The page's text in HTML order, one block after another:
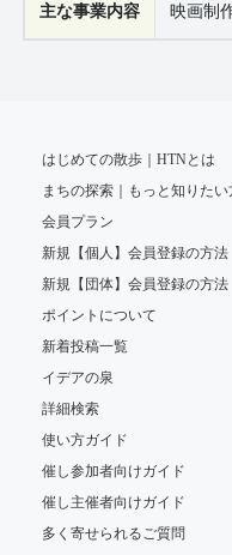
主な事業内容 映画制
はじめての散歩｜HTNとは
まちの探索｜もっと知りたい
会員プラン
新規【個人】会員登録の方法
新規【団体】会員登録の方法
ポイントについて
新着投稿一覧
イデアの泉
詳細検索
使い方ガイド
催し参加者向けガイド
催し主催者向けガイド
多く寄せられるご質問